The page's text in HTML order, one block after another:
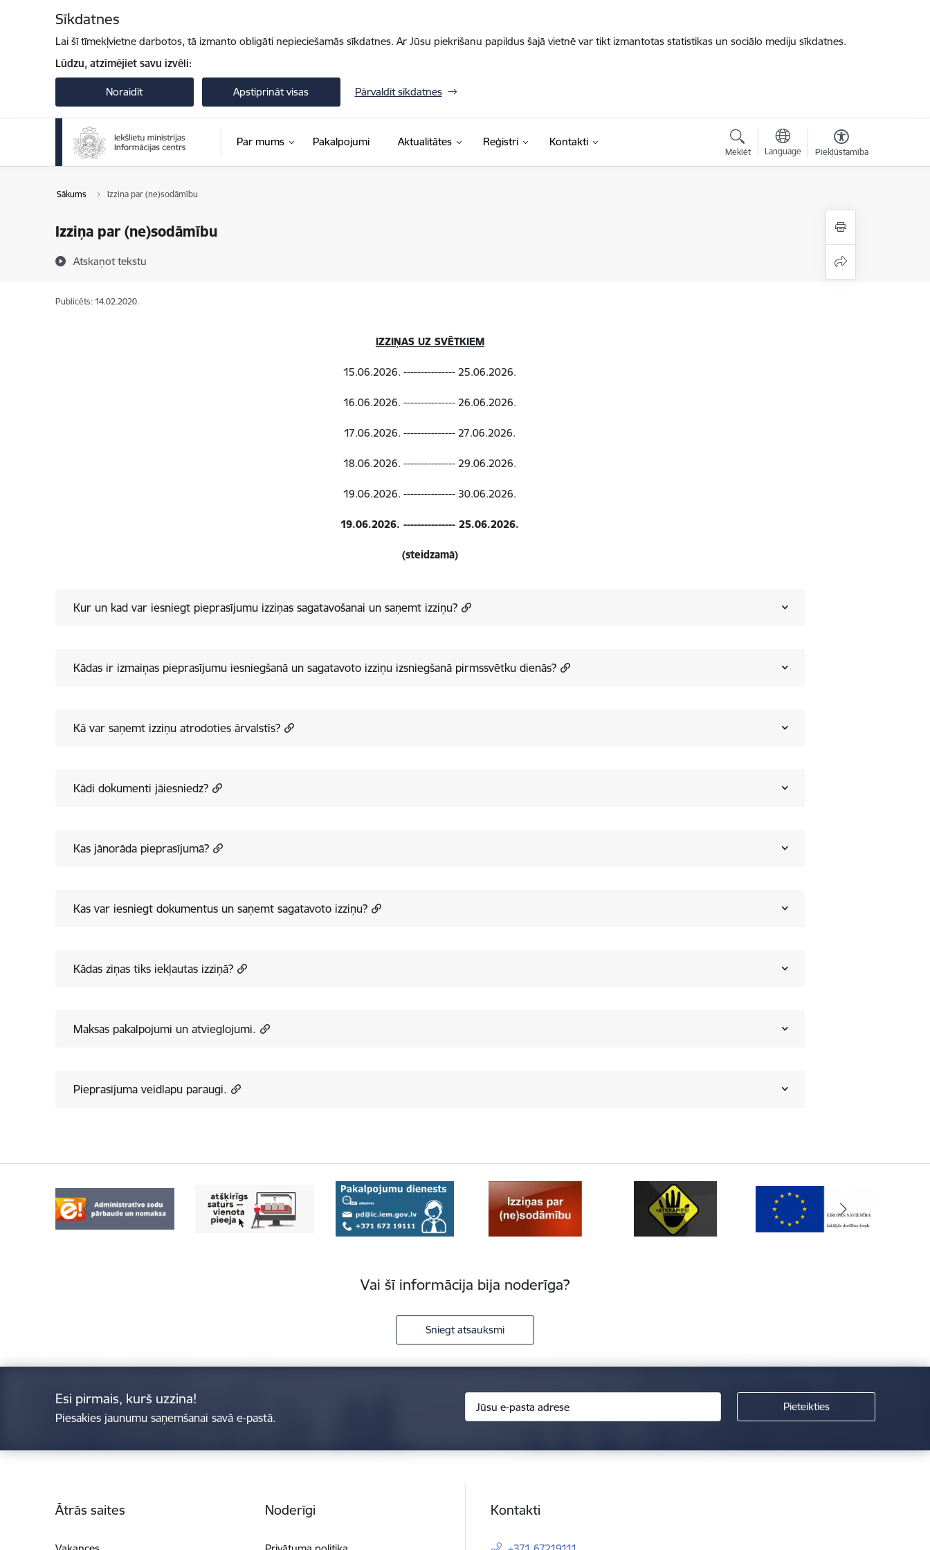
Sīkdatnes
Lai šī tīmekļvietne darbotos, tā izmanto obligāti nepieciešamās sīkdatnes. Ar Jūsu piekrišanu papildus šajā vietnē var tikt izmantotas statistikas un sociālo mediju sīkdatnes.
Lūdzu, atzīmējiet savu izvēli:
Noraidīt Apstiprināt visas Pārvaldīt sīkdatnes
Par mums Pakalpojumi Aktualitātes Reģistri Kontakti
Meklēt Language Piekļūstamība
Sākums Izziņa par (ne)sodāmību
Izziņa par (ne)sodāmību
Atskaņot tekstu
Publicēts: 14.02.2020.
IZZIŅAS UZ SVĒTKIEM
15.06.2026. --------------- 25.06.2026.
16.06.2026. --------------- 26.06.2026.
17.06.2026. --------------- 27.06.2026.
18.06.2026. --------------- 29.06.2026.
19.06.2026. --------------- 30.06.2026.
19.06.2026. --------------- 25.06.2026.
(steidzamā)
Kur un kad var iesniegt pieprasījumu izziņas sagatavošanai un saņemt izziņu?
Kādas ir izmaiņas pieprasījumu iesniegšanā un sagatavoto izziņu izsniegšanā pirmssvētku dienās?
Kā var saņemt izziņu atrodoties ārvalstīs?
Kādi dokumenti jāiesniedz?
Kas jānorāda pieprasījumā?
Kas var iesniegt dokumentus un saņemt sagatavoto izziņu?
Kādas ziņas tiks iekļautas izziņā?
Maksas pakalpojumi un atvieglojumi.
Pieprasījuma veidlapu paraugi.
Vai šī informācija bija noderīga?
Sniegt atsauksmi
Esi pirmais, kurš uzzina!
Piesakies jaunumu saņemšanai savā e-pastā.
Ātrās saites Noderīgi Kontakti